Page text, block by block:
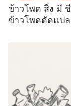
ข้าวโพด สิ่ง มี
ข้าวโพดดัดแปล